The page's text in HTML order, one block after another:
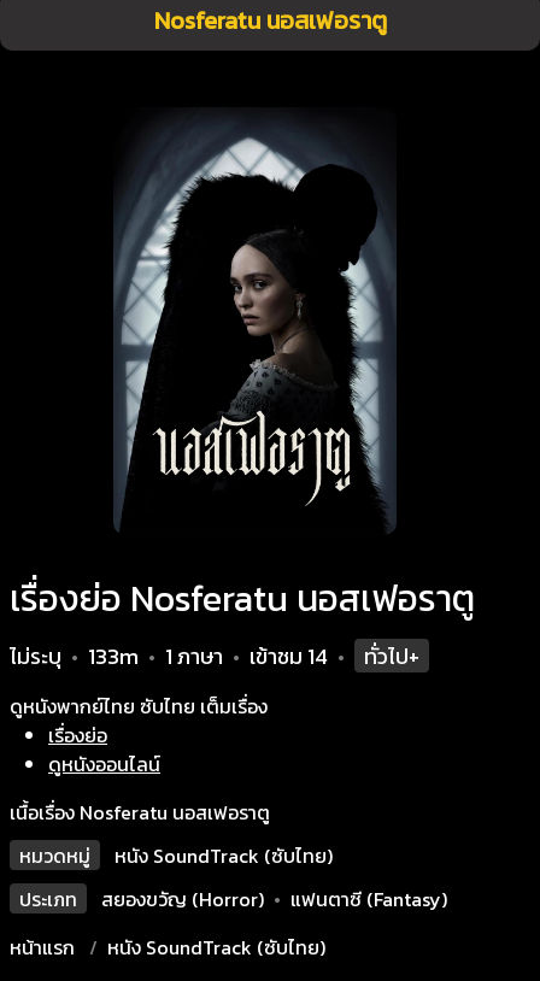
Nosferatu นอสเฟอราตู
เรื่องย่อ Nosferatu นอสเฟอราตู
ไม่ระบุ • 133m • 1 ภาษา • เข้าชม 14 • ทั่วไป+
ดูหนังพากย์ไทย ซับไทย เต็มเรื่อง
เรื่องย่อ
ดูหนังออนไลน์
เนื้อเรื่อง Nosferatu นอสเฟอราตู
หมวดหมู่
หนัง SoundTrack (ซับไทย)
ประเภท
สยองขวัญ (Horror) • แฟนตาซี (Fantasy)
หน้าแรก
หนัง SoundTrack (ซับไทย)